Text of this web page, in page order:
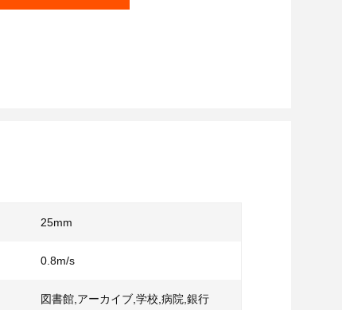
25mm
0.8m/s
図書館,アーカイブ,学校,病院,銀行